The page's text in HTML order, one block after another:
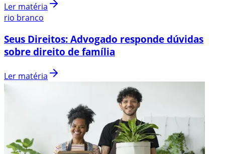
Ler matéria
rio branco
Seus Direitos: Advogado responde dúvidas
sobre direito de família
Ler matéria